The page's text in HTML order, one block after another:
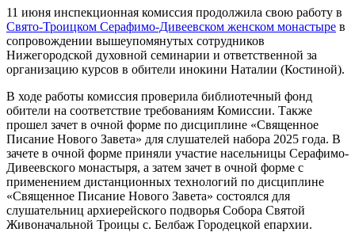
11 июня инспекционная комиссия продолжила свою работу в
Свято-Троицком Серафимо-Дивеевском женском монастыре в
сопровождении вышеупомянутых сотрудников
Нижегородской духовной семинарии и ответственной за
организацию курсов в обители инокини Наталии (Костиной).
В ходе работы комиссия проверила библиотечный фонд
обители на соответствие требованиям Комиссии. Также
прошел зачет в очной форме по дисциплине «Священное
Писание Нового Завета» для слушателей набора 2025 года. В
зачете в очной форме приняли участие насельницы Серафимо-
Дивеевского монастыря, а затем зачет в очной форме с
применением дистанционных технологий по дисциплине
«Священное Писание Нового Завета» состоялся для
слушательниц архиерейского подворья Собора Святой
Живоначальной Троицы с. Белбаж Городецкой епархии.